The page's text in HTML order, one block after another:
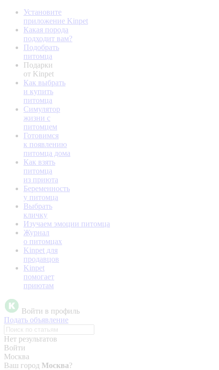
Установите
приложение Kinpet
Какая порода
подходит вам?
Подобрать
питомца
Подарки
от Kinpet
Как выбрать
и купить
питомца
Симулятор
жизни с
питомцем
Готовимся
к появлению
питомца дома
Как взять
питомца
из приюта
Беременность
у питомца
Выбрать
кличку
Изучаем эмоции питомца
Журнал
о питомцах
Kinpet для
продавцов
Kinpet
помогает
приютам
Войти в профиль
Подать объявление
Нет результатов
Войти
Москва
Ваш город Москва?